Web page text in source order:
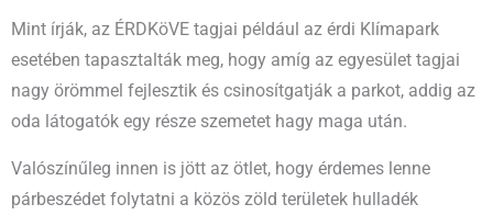
Mint írják, az ÉRDKöVE tagjai például az érdi Klímapark
esetében tapasztalták meg, hogy amíg az egyesület tagjai
nagy örömmel fejlesztik és csinosítgatják a parkot, addig az
oda látogatók egy része szemetet hagy maga után.
Valószínűleg innen is jött az ötlet, hogy érdemes lenne
párbeszédet folytatni a közös zöld területek hulladék